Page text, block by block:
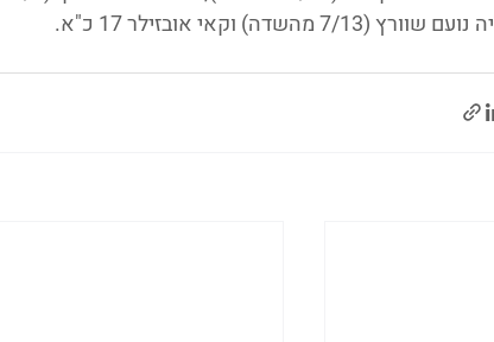
(7/13 מהשדה) וקאי אובזילר 17 כ"א.